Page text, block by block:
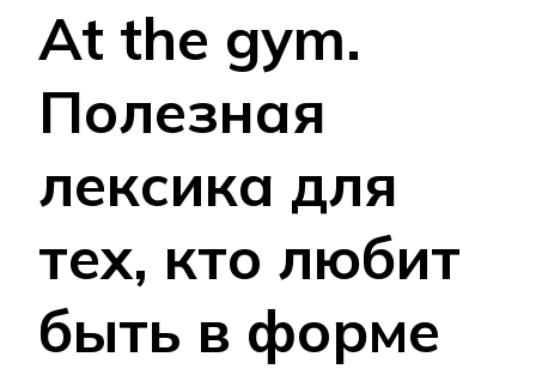
At the gym.
Полезная
лексика для
тех, кто любит
быть в форме